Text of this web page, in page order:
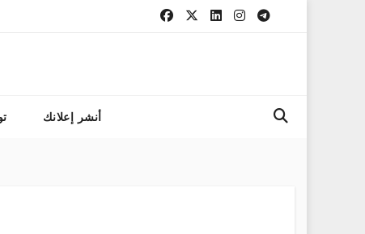
التسجيل في مباراة
أنشر إعلانك